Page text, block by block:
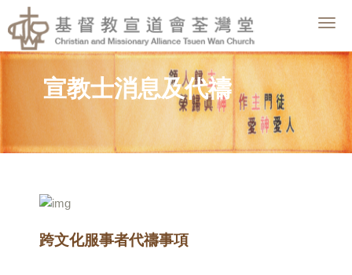
宣教士消息及代禱
跨文化服事者代禱事項